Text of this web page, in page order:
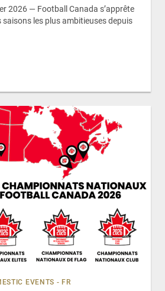
2026 — Football Canada s’apprête
saisons les plus ambitieuses depuis
EVENTS - FR